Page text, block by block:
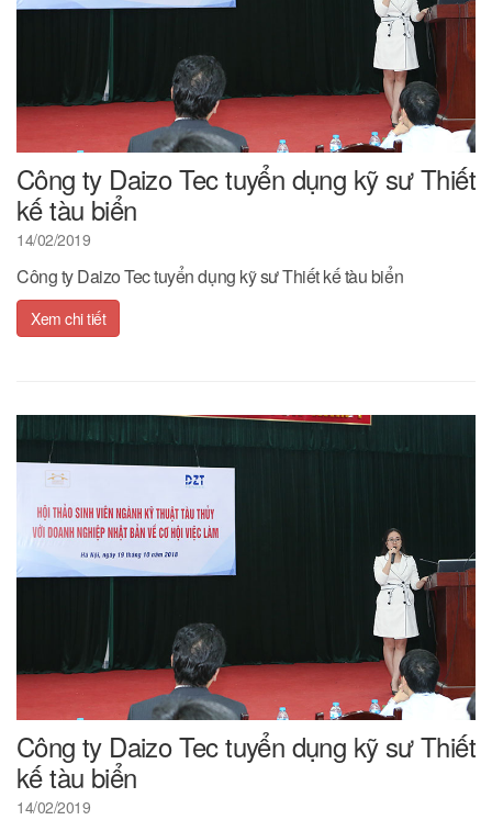
Công ty Daizo Tec tuyển dụng kỹ sư Thiết
kế tàu biển
14/02/2019
Công ty Daizo Tec tuyển dụng kỹ sư Thiết kế tàu biển
Xem chi tiết
Công ty Daizo Tec tuyển dụng kỹ sư Thiết
kế tàu biển
14/02/2019